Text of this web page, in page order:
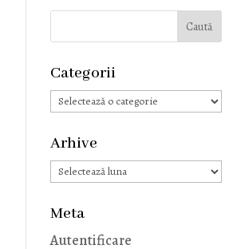
Categorii
Categorii
Arhive
Arhive
Meta
Autentificare